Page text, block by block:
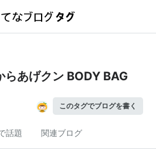
あげクン BODY BAG
このタグでブログを書く
話題 関連ブログ